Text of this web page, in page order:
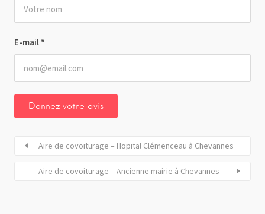
E-mail *
Aire de covoiturage – Hopital Clémenceau à Chevannes
Aire de covoiturage – Ancienne mairie à Chevannes